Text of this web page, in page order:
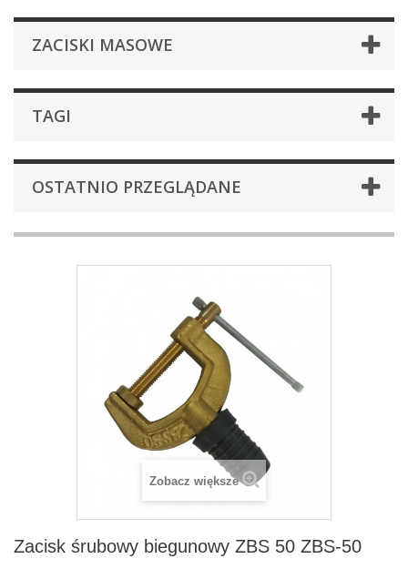
ZACISKI MASOWE
TAGI
OSTATNIO PRZEGLĄDANE
Zobacz większe
Zacisk śrubowy biegunowy ZBS 50 ZBS-50